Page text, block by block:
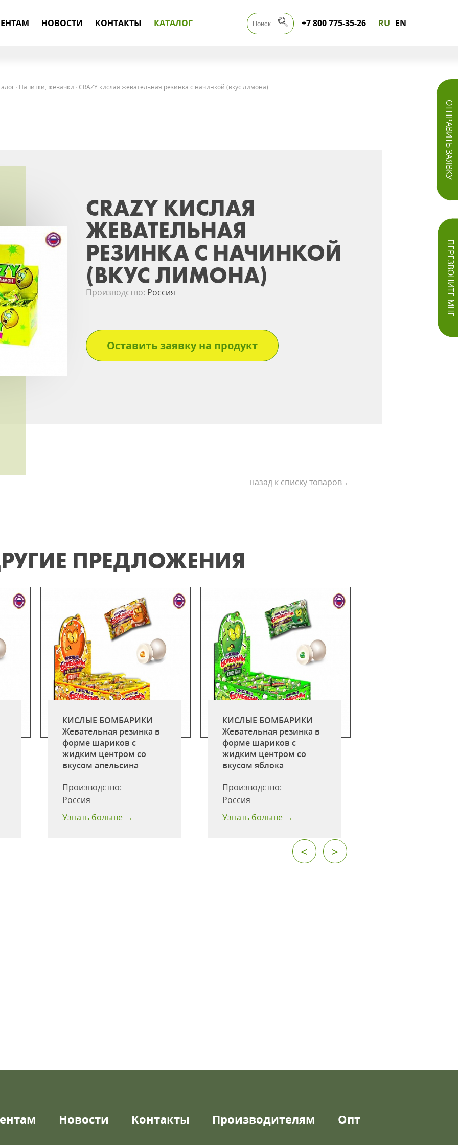
НОВОСТИ КОНТАКТЫ КАТАЛОГ +7 800 775-35-26 RU EN
ОТПРАВИТЬ ЗАЯВКУ
ПЕРЕЗВОНИТЕ МНЕ
· Напитки, жевачки · CRAZY кислая жевательная резинка с начинкой (вкус лимона)
CRAZY КИСЛАЯ
ЖЕВАТЕЛЬНАЯ
РЕЗИНКА С НАЧИНКОЙ
(ВКУС ЛИМОНА)
Производство: Россия
Оставить заявку на продукт
назад к списку товаров ←
ПРЕДЛОЖЕНИЯ
КИСЛЫЕ БОМБАРИКИ
Жевательная резинка в
форме шариков c
жидким центром со
вкусом апельсина
Производство:
Россия
Узнать больше →
КИСЛЫЕ БОМБАРИКИ
Жевательная резинка в
форме шариков c
жидким центром со
вкусом яблока
Производство:
Россия
Узнать больше →
< >
Новости Контакты Производителям Опт